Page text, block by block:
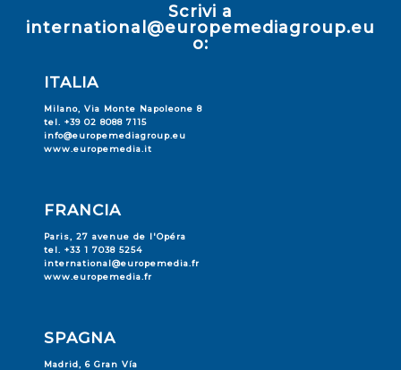
Scrivi a
international@europemediagroup.eu
o:
ITALIA
Milano, Via Monte Napoleone 8
tel. +39 02 8088 7115
info@europemediagroup.eu
www.europemedia.it
FRANCIA
Paris, 27 avenue de l'Opéra
tel. +33 1 7038 5254
international@europemedia.fr
www.europemedia.fr
SPAGNA
Madrid, 6 Gran Vía